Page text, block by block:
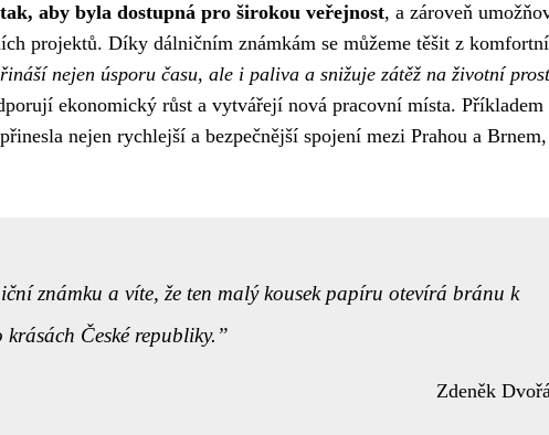
aby byla dostupná pro širokou veřejnost, a zároveň
projektů. Díky dálničním známkám se můžeme těšit z
nejen úsporu času, ale i paliva a snižuje zátěž na životní
ekonomický růst a vytvářejí nová pracovní místa. Příkladem
nejen rychlejší a bezpečnější spojení mezi Prahou a
známku a víte, že ten malý kousek papíru otevírá bránu k
České republiky.
Zdeněk